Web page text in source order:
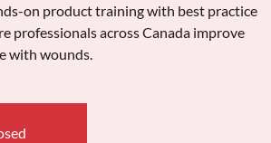
on product training with best practice
professionals across Canada improve
with wounds.